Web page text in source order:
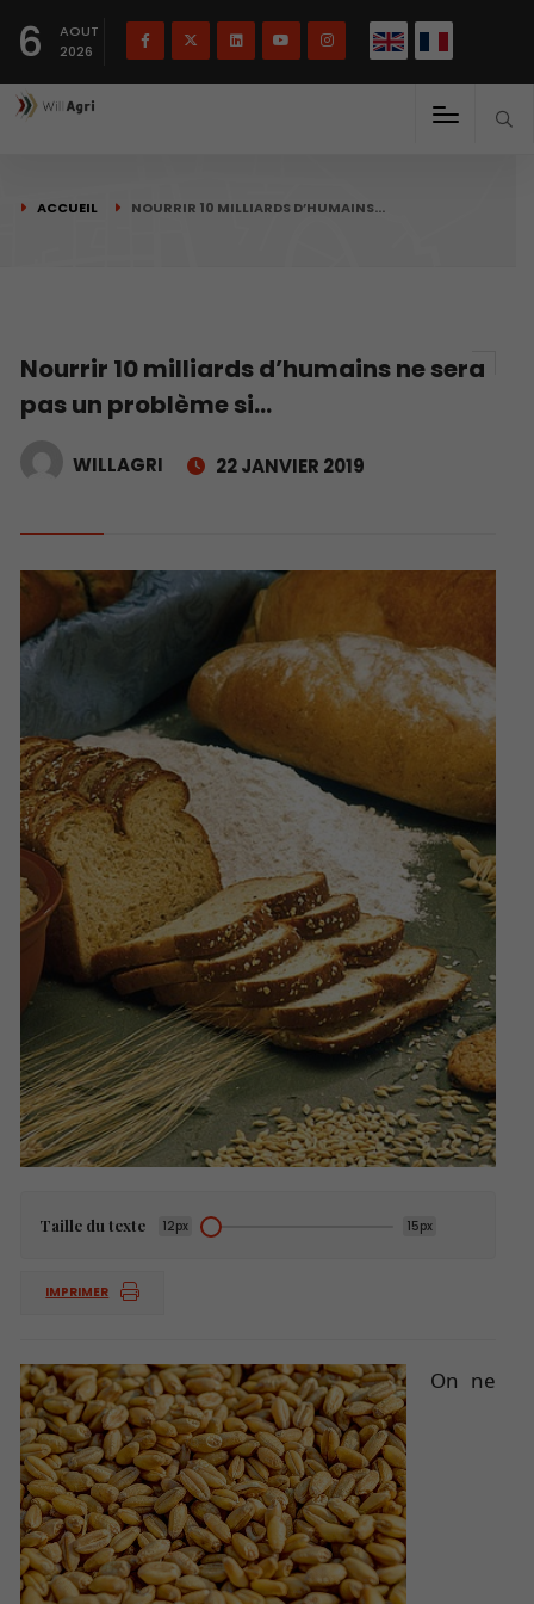
6
AOUT
2026
ACCUEIL NOURRIR 10 MILLIARDS D’HUMAINS…
Nourrir 10 milliards d’humains ne sera
pas un problème si…
WILLAGRI 22 JANVIER 2019
Taille du texte 12px 15px
IMPRIMER
On ne
Français English(English)